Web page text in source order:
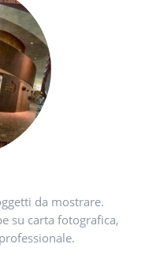
da mostrare.
su carta fotografica,